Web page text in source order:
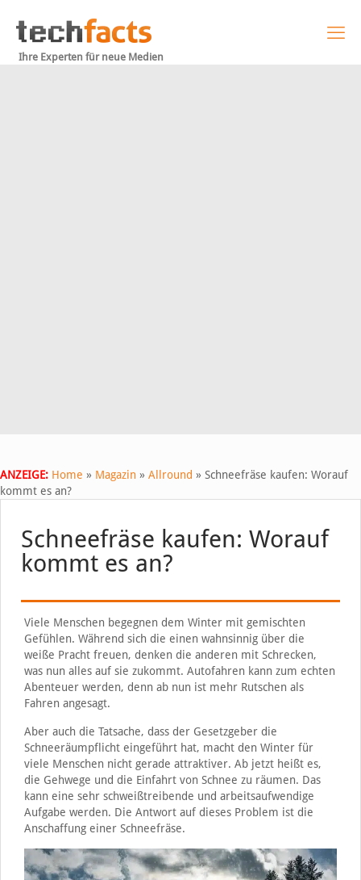
Ihre Experten für neue Medien
ANZEIGE: Home » Magazin » Allround » Schneefräse kaufen: Worauf
kommt es an?
Schneefräse kaufen: Worauf
kommt es an?
Viele Menschen begegnen dem Winter mit gemischten
Gefühlen. Während sich die einen wahnsinnig über die
weiße Pracht freuen, denken die anderen mit Schrecken,
was nun alles auf sie zukommt. Autofahren kann zum echten
Abenteuer werden, denn ab nun ist mehr Rutschen als
Fahren angesagt.
Aber auch die Tatsache, dass der Gesetzgeber die
Schneeräumpflicht eingeführt hat, macht den Winter für
viele Menschen nicht gerade attraktiver. Ab jetzt heißt es,
die Gehwege und die Einfahrt von Schnee zu räumen. Das
kann eine sehr schweißtreibende und arbeitsaufwendige
Aufgabe werden. Die Antwort auf dieses Problem ist die
Anschaffung einer Schneefräse.